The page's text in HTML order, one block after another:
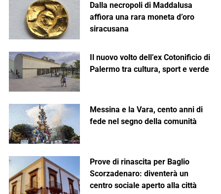
Dalla necropoli di Maddalusa
affiora una rara moneta d’oro
siracusana
Il nuovo volto dell’ex Cotonificio di
Palermo tra cultura, sport e verde
Messina e la Vara, cento anni di
fede nel segno della comunità
Prove di rinascita per Baglio
Scorzadenaro: diventerà un
centro sociale aperto alla città